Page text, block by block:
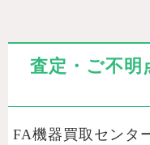
査定・ご不明
FA機器買取センタ